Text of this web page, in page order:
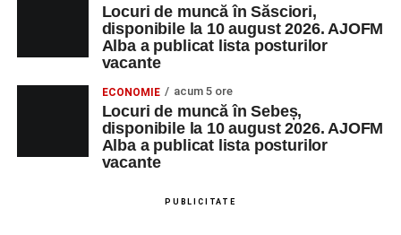
Locuri de muncă în Săsciori,
disponibile la 10 august 2026. AJOFM
Alba a publicat lista posturilor
vacante
ECONOMIE acum 5 ore
Locuri de muncă în Sebeș,
disponibile la 10 august 2026. AJOFM
Alba a publicat lista posturilor
vacante
PUBLICITATE